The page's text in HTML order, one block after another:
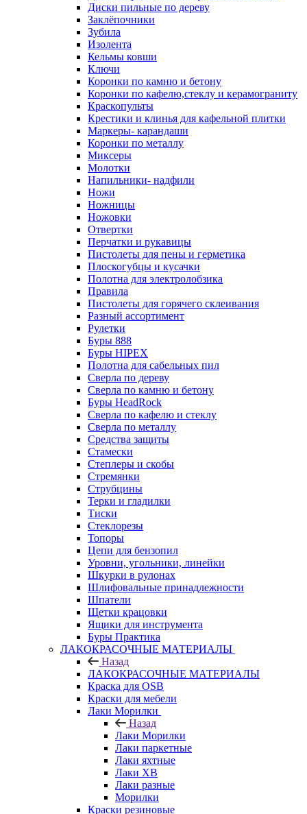
Диски пильные по дереву
Заклёпочники
Зубила
Изолента
Кельмы ковши
Ключи
Коронки по камню и бетону
Коронки по кафелю,стеклу и керамограниту
Краскопульты
Крестики и клинья для кафельной плитки
Маркеры- карандаши
Коронки по металлу
Миксеры
Молотки
Напильники- надфили
Ножи
Ножницы
Ножовки
Отвертки
Перчатки и рукавицы
Пистолеты для пены и герметика
Плоскогубцы и кусачки
Полотна для электролобзика
Правила
Пистолеты для горячего склеивания
Разный ассортимент
Рулетки
Буры 888
Буры HIPEX
Полотна для сабельных пил
Сверла по дереву
Сверла по камню и бетону
Буры HeadRock
Сверла по кафелю и стеклу
Сверла по металлу
Средства защиты
Стамески
Степлеры и скобы
Стремянки
Струбцины
Терки и гладилки
Тиски
Стеклорезы
Топоры
Цепи для бензопил
Уровни, угольники, линейки
Шкурки в рулонах
Шлифовальные принадлежности
Шпатели
Щетки крацовки
Ящики для инструмента
Буры Практика
ЛАКОКРАСОЧНЫЕ МАТЕРИАЛЫ
Назад
ЛАКОКРАСОЧНЫЕ МАТЕРИАЛЫ
Краска для OSB
Краски для мебели
Лаки Морилки
Назад
Лаки Морилки
Лаки паркетные
Лаки яхтные
Лаки ХВ
Лаки разные
Морилки
Краски резиновые